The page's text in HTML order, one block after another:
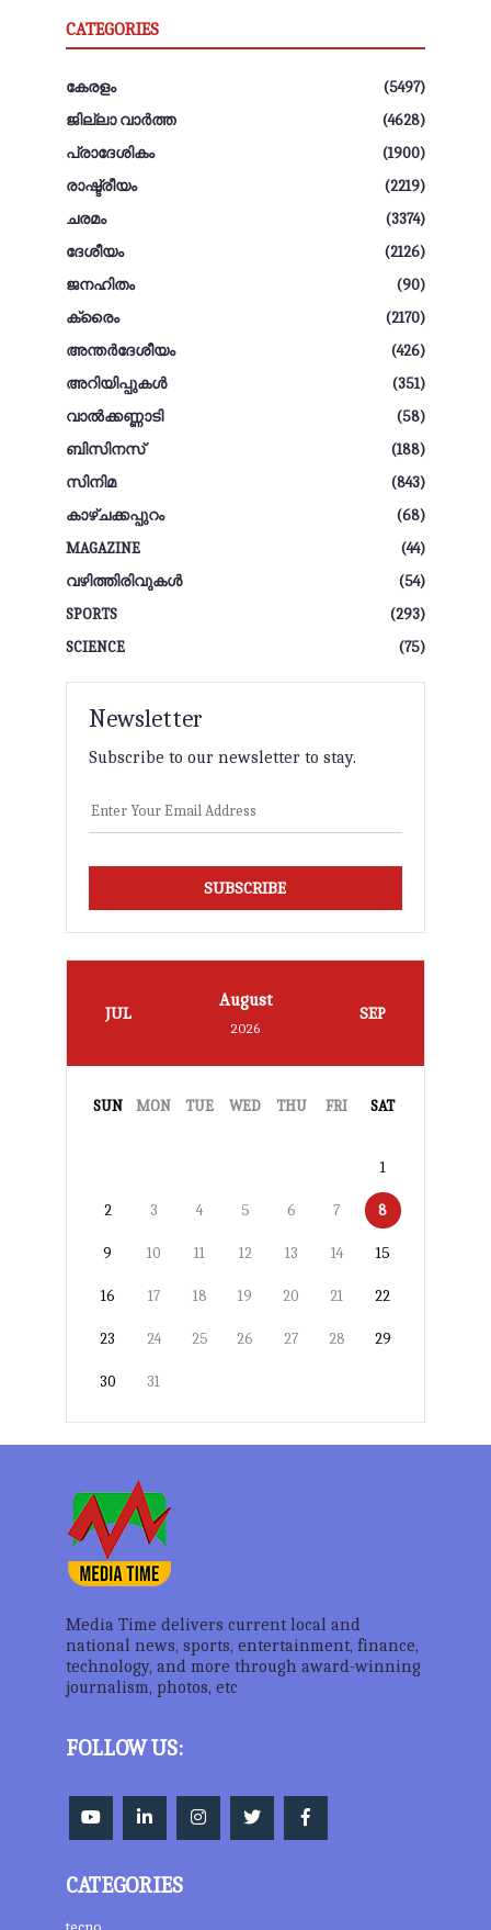
CATEGORIES
കേരളം
(5497)
ജില്ലാ വാർത്ത
(4628)
പ്രാദേശികം
(1900)
രാഷ്ട്രീയം
(2219)
ചരമം
(3374)
ദേശീയം
(2126)
ജനഹിതം
(90)
ക്രൈം
(2170)
അന്തര്‍ദേശീയം
(426)
അറിയിപ്പുകൾ
(351)
വാല്‍ക്കണ്ണാടി
(58)
ബിസിനസ്
(188)
സിനിമ
(843)
കാഴ്ചക്കപ്പുറം
(68)
MAGAZINE
(44)
വഴിത്തിരിവുകള്‍
(54)
SPORTS
(293)
SCIENCE
(75)
Newsletter
Subscribe to our newsletter to stay.
SUBSCRIBE
JUL
August
2026
SEP
SUN MON TUE WED THU FRI SAT
1
2 3 4 5 6 7 8
9 10 11 12 13 14 15
16 17 18 19 20 21 22
23 24 25 26 27 28 29
30 31
Media Time delivers current local and
national news, sports, entertainment, finance,
technology, and more through award-winning
journalism, photos, etc
FOLLOW US:
CATEGORIES